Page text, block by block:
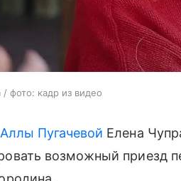
/ фото: кадр из видео
Аллы Пугачевой Елена
возможный приезд